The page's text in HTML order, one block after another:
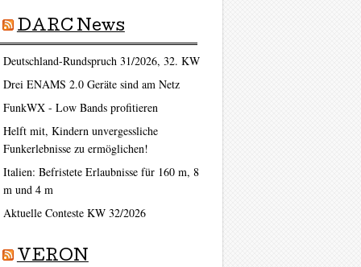
DARC News
Deutschland-Rundspruch 31/2026, 32. KW
Drei ENAMS 2.0 Geräte sind am Netz
FunkWX - Low Bands profitieren
Helft mit, Kindern unvergessliche
Funkerlebnisse zu ermöglichen!
Italien: Befristete Erlaubnisse für 160 m, 8
m und 4 m
Aktuelle Conteste KW 32/2026
VERON